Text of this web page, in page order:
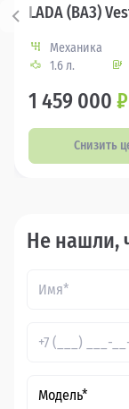
LADA (ВАЗ)
Механика
1.6 л.
1 459 000 ₽
Снизить
Не нашли,
Модель*